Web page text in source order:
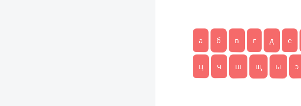
а б в г д е
ц ч ш щ ы э